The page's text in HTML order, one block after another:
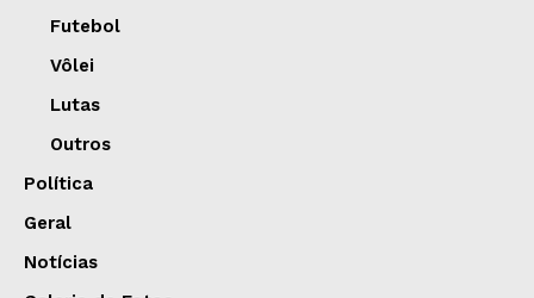
Futebol
Vôlei
Lutas
Outros
Política
Geral
Notícias